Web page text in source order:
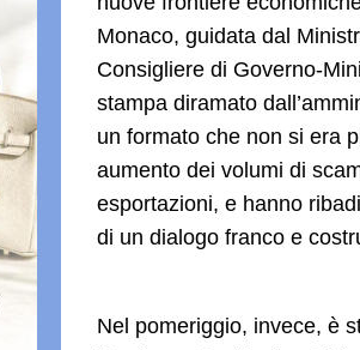
Monaco, guidata dal
Consigliere di Governo-
stampa diramato
un formato che non si era
aumento dei volumi di
esportazioni, e hanno
di un dialogo franco e
Nel pomeriggio, invece, è